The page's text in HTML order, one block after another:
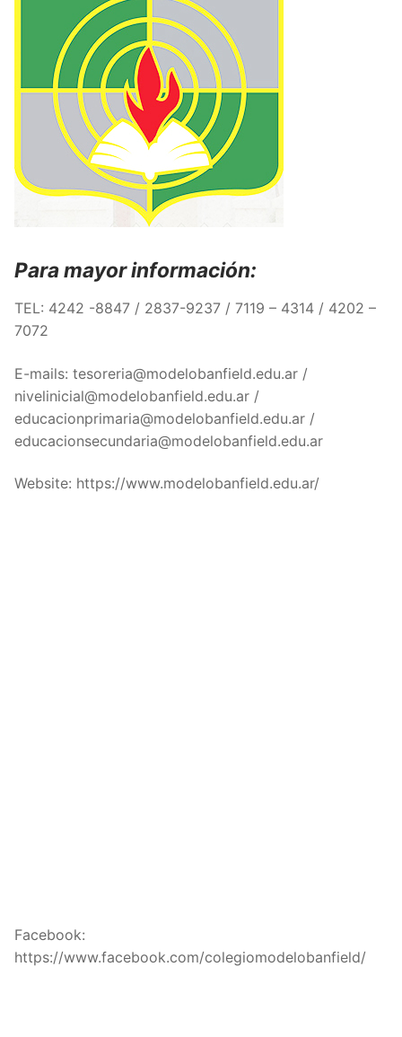
Para mayor información:
TEL: 4242 -8847 / 2837-9237 / 7119 – 4314 / 4202 –
7072
E-mails: tesoreria@modelobanfield.edu.ar /
nivelinicial@modelobanfield.edu.ar /
educacionprimaria@modelobanfield.edu.ar /
educacionsecundaria@modelobanfield.edu.ar
Website: https://www.modelobanfield.edu.ar/
Facebook:
https://www.facebook.com/colegiomodelobanfield/